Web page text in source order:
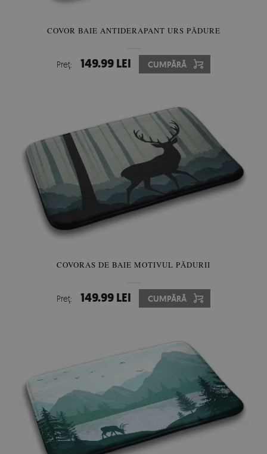
COVOR BAIE ANTIDERAPANT URS PĂDURE
Preţ: 149.99 LEI CUMPĂRĂ
COVORAS DE BAIE MOTIVUL PĂDURII
Preţ: 149.99 LEI CUMPĂRĂ